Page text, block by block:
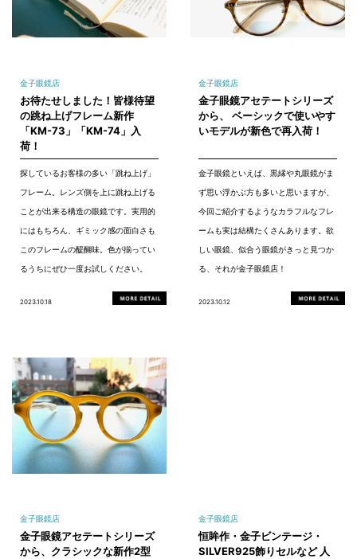
金子眼鏡店
お待たせしました！皆様待望
の跳ね上げフレーム新作
「KM-73」「KM-74」入
荷！
探しているお客様の多い「跳ね上げ」
フレーム。レンズ側を上に跳ね上げる
ことが出来る構造の眼鏡です。実用的
にはもちろん、ギミック感の面白さも
このフレームの醍醐味。色が揃ってい
るうちにぜひ一度お試しください。
2023.10.18
金子眼鏡店
金子眼鏡アセテートシリーズ
から、 ベーシックで使いやす
いモデルが新色で再入荷！
金子眼鏡といえば、黒縁や丸眼鏡がま
ず思い浮かぶ方も多いと思いますが、
今回ご紹介するようなカラフルなフレ
ームも実は結構たくさんあります。欲
しい眼鏡、似合う眼鏡がきっと見つか
る、それが金子眼鏡店！
2023.10.12
金子眼鏡店
金子眼鏡アセテートシリーズ
から、クラシックな新作2型
金子眼鏡店
恒眸作・金子ビンテージ・
SILVER925飾りセルなど 人